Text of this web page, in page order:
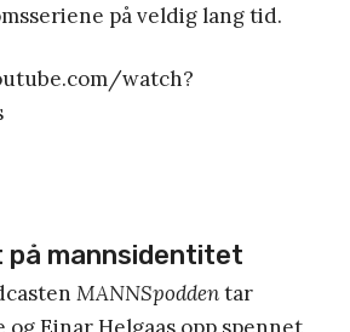
på veldig lang tid.
watch?
mannsidentitet
MANNSpoddentar